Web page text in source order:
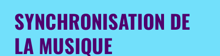
SYNCHRONISATION DE
LA MUSIQUE